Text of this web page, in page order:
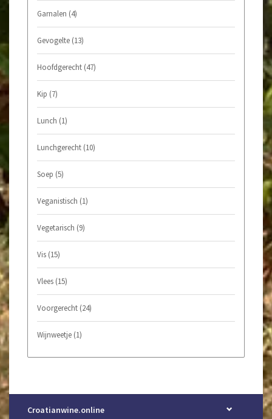
Garnalen (4)
Gevogelte (13)
Hoofdgerecht (47)
Kip (7)
Lunch (1)
Lunchgerecht (10)
Soep (5)
Veganistisch (1)
Vegetarisch (9)
Vis (15)
Vlees (15)
Voorgerecht (24)
Wijnweetje (1)
Croatianwine.online